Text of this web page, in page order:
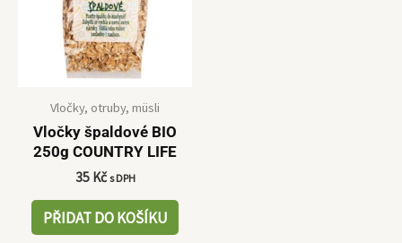
Vločky, otruby, müsli
Vločky špaldové BIO
250g COUNTRY LIFE
35 Kč s DPH
PŘIDAT DO KOŠÍKU